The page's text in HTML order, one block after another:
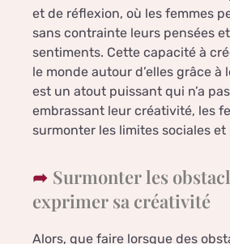
et de réflexion, où les femmes
sans contrainte leurs pensées
sentiments. Cette capacité à
le monde autour d’elles grâce à
est un atout puissant qui n’a
embrassant leur créativité, les
surmonter les limites sociales et
Surmonter les
exprimer sa créativité
Alors, que faire lorsque des